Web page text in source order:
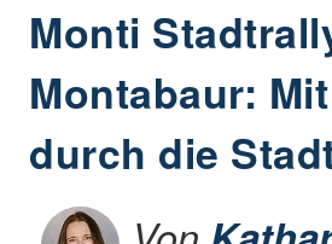
Monti
Montabaur:
durch die